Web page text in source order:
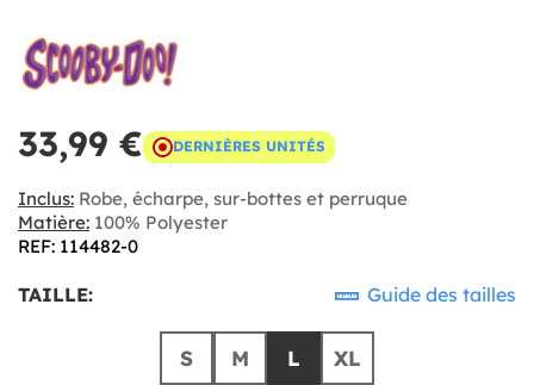
33,99 € DERNIÈRES UNITÉS
Inclus: Robe, écharpe, sur-bottes et perruque
Matière: 100% Polyester
REF: 114482-0
TAILLE: Guide des tailles
S M L XL